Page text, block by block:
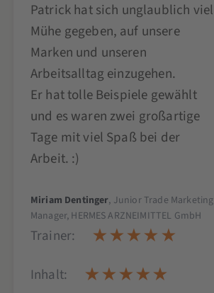
Patrick hat sich unglaublich viel
Mühe gegeben, auf unsere
Marken und unseren
Arbeitsalltag einzugehen.
Er hat tolle Beispiele gewählt
und es waren zwei großartige
Tage mit viel Spaß bei der
Arbeit. :)
Miriam Dentinger, Junior Trade Marketing
Manager, HERMES ARZNEIMITTEL GmbH
Trainer:
Inhalt: